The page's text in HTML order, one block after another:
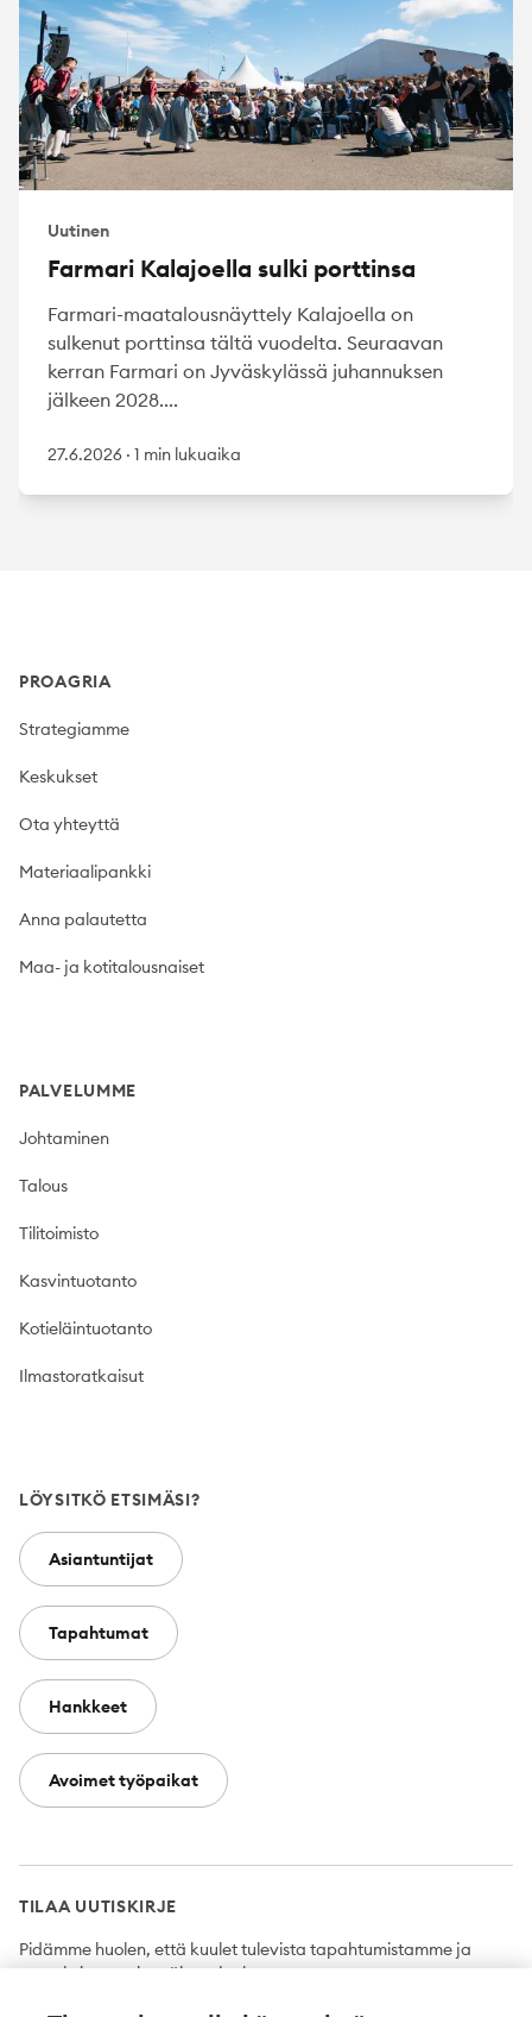
Uutinen
Farmari Kalajoella sulki porttinsa
Farmari-maatalousnäyttely Kalajoella on
sulkenut porttinsa tältä vuodelta. Seuraavan
kerran Farmari on Jyväskylässä juhannuksen
jälkeen 2028....
27.6.2026 · 1 min lukuaika
PROAGRIA
Strategiamme
Keskukset
Ota yhteyttä
Materiaalipankki
Anna palautetta
Maa- ja kotitalousnaiset
PALVELUMME
Johtaminen
Talous
Tilitoimisto
Kasvintuotanto
Kotieläintuotanto
Ilmastoratkaisut
LÖYSITKÖ ETSIMÄSI?
Asiantuntijat
Tapahtumat
Hankkeet
Avoimet työpaikat
TILAA UUTISKIRJE
Pidämme huolen, että kuulet tulevista tapahtumistamme ja
uutuuksista ensimmäisten joukossa.